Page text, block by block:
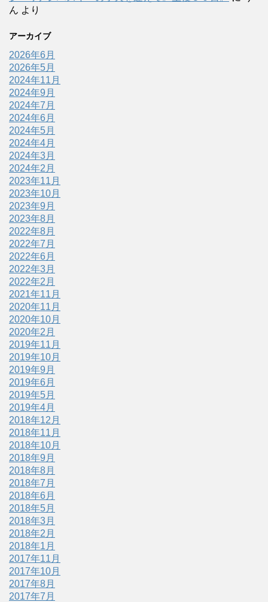
ん より
アーカイブ
2026年6月
2026年5月
2024年11月
2024年9月
2024年7月
2024年6月
2024年5月
2024年4月
2024年3月
2024年2月
2023年11月
2023年10月
2023年9月
2023年8月
2022年8月
2022年7月
2022年6月
2022年3月
2022年2月
2021年11月
2020年11月
2020年10月
2020年2月
2019年11月
2019年10月
2019年9月
2019年6月
2019年5月
2019年4月
2018年12月
2018年11月
2018年10月
2018年9月
2018年8月
2018年7月
2018年6月
2018年5月
2018年3月
2018年2月
2018年1月
2017年11月
2017年10月
2017年8月
2017年7月